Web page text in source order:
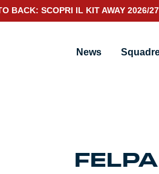
BACK: SCOPRI IL KIT AWAY 2026/27
News